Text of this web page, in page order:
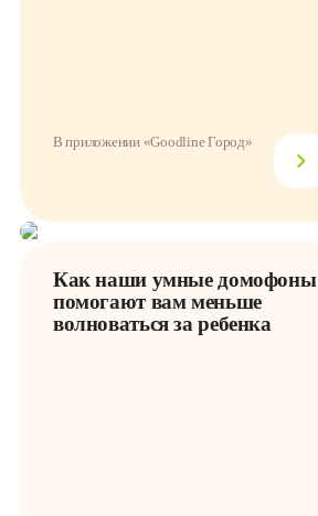
В приложении «Goodline Город»
Как наши умные домофоны
помогают вам меньше
волноваться за ребенка